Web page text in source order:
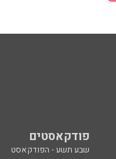
פודקאסטים
שבע תשע - הפודקאסט